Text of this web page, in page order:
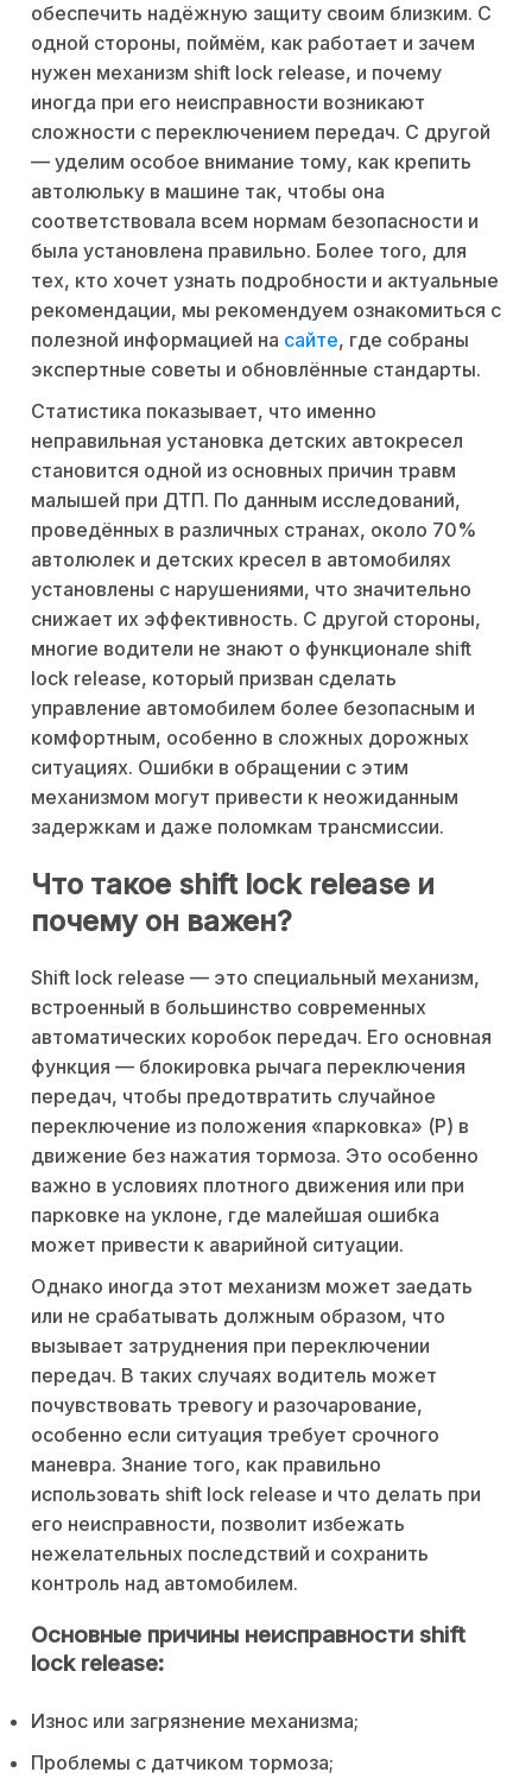
обеспечить надёжную защиту своим близким. С
одной стороны, поймём, как работает и зачем
нужен механизм shift lock release, и почему
иногда при его неисправности возникают
сложности с переключением передач. С другой
— уделим особое внимание тому, как крепить
автолюльку в машине так, чтобы она
соответствовала всем нормам безопасности и
была установлена правильно. Более того, для
тех, кто хочет узнать подробности и актуальные
рекомендации, мы рекомендуем ознакомиться с
полезной информацией на сайте, где собраны
экспертные советы и обновлённые стандарты.
Статистика показывает, что именно
неправильная установка детских автокресел
становится одной из основных причин травм
малышей при ДТП. По данным исследований,
проведённых в различных странах, около 70%
автолюлек и детских кресел в автомобилях
установлены с нарушениями, что значительно
снижает их эффективность. С другой стороны,
многие водители не знают о функционале shift
lock release, который призван сделать
управление автомобилем более безопасным и
комфортным, особенно в сложных дорожных
ситуациях. Ошибки в обращении с этим
механизмом могут привести к неожиданным
задержкам и даже поломкам трансмиссии.
Что такое shift lock release и
почему он важен?
Shift lock release — это специальный механизм,
встроенный в большинство современных
автоматических коробок передач. Его основная
функция — блокировка рычага переключения
передач, чтобы предотвратить случайное
переключение из положения «парковка» (P) в
движение без нажатия тормоза. Это особенно
важно в условиях плотного движения или при
парковке на уклоне, где малейшая ошибка
может привести к аварийной ситуации.
Однако иногда этот механизм может заедать
или не срабатывать должным образом, что
вызывает затруднения при переключении
передач. В таких случаях водитель может
почувствовать тревогу и разочарование,
особенно если ситуация требует срочного
маневра. Знание того, как правильно
использовать shift lock release и что делать при
его неисправности, позволит избежать
нежелательных последствий и сохранить
контроль над автомобилем.
Основные причины неисправности shift
lock release:
Износ или загрязнение механизма;
Проблемы с датчиком тормоза;